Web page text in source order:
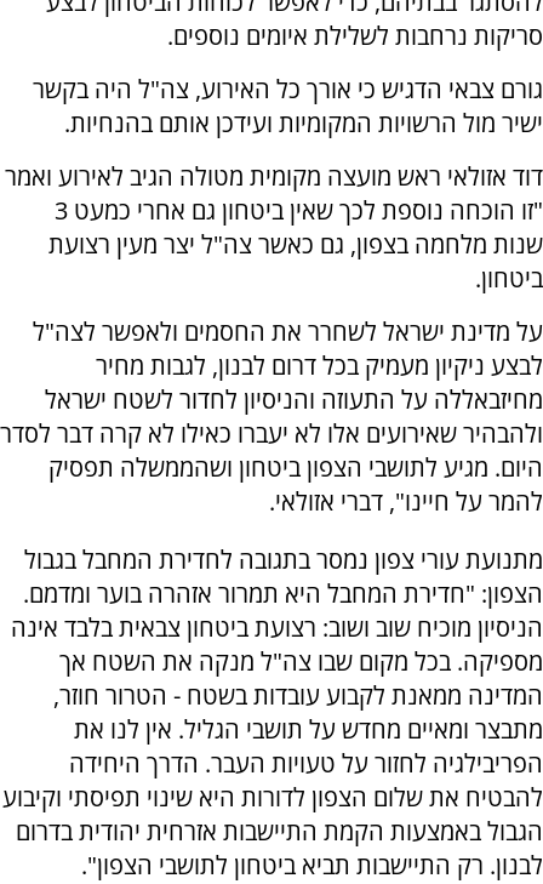
סריקות נרחבות לשלילת איומים נוספים.
גורם צבאי הדגיש כי אורך כל האירוע, צה"ל היה בקשר
ישיר מול הרשויות המקומיות ועידכן אותם בהנחיות.
דוד אזולאי ראש מועצה מקומית מטולה הגיב לאירוע ואמר
"זו הוכחה נוספת לכך שאין ביטחון גם אחרי כמעט 3
שנות מלחמה בצפון, גם כאשר צה"ל יצר מעין רצועת
ביטחון.
על מדינת ישראל לשחרר את החסמים ולאפשר לצה"ל
לבצע ניקיון מעמיק בכל דרום לבנון, לגבות מחיר
מחיזבאללה על התעוזה והניסיון לחדור לשטח ישראל
ולהבהיר שאירועים אלו לא יעברו כאילו לא קרה דבר לסדר
היום. מגיע לתושבי הצפון ביטחון ושהממשלה תפסיק
להמר על חיינו", דברי אזולאי.
מתנועת עורי צפון נמסר בתגובה לחדירת המחבל בגבול
הצפון: "חדירת המחבל היא תמרור אזהרה בוער ומדמם.
הניסיון מוכיח שוב ושוב: רצועת ביטחון צבאית בלבד אינה
מספיקה. בכל מקום שבו צה"ל מנקה את השטח אך
המדינה ממאנת לקבוע עובדות בשטח - הטרור חוזר,
מתבצר ומאיים מחדש על תושבי הגליל. אין לנו את
הפריבילגיה לחזור על טעויות העבר. הדרך היחידה
להבטיח את שלום הצפון לדורות היא שינוי תפיסתי וקיבוע
הגבול באמצעות הקמת התיישבות אזרחית יהודית בדרום
לבנון. רק התיישבות תביא ביטחון לתושבי הצפון".